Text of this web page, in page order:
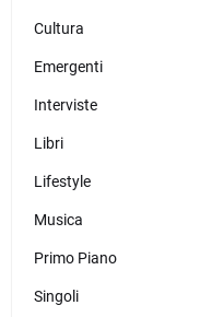
Cultura
Emergenti
Interviste
Libri
Lifestyle
Musica
Primo Piano
Singoli